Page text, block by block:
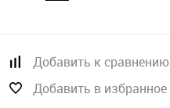
Добавить к сравнению
Добавить в избранное